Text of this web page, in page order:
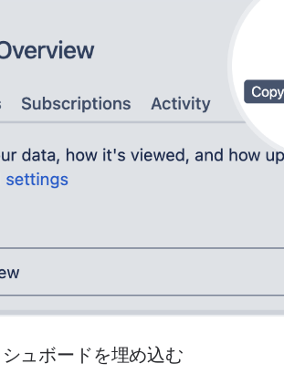
ュボードを埋め込む